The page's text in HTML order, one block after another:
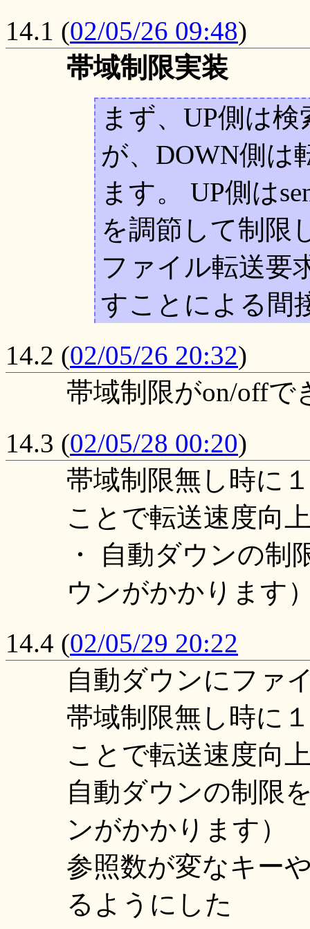
14.1 (02/05/26 09:48)
帯域制限実装
まず、UP側は
が、DOWN側は
ます。 UP側は
を調節して制限
ファイル転送要
すことによる間
14.2 (02/05/26 20:32)
帯域制限がon/off
14.3 (02/05/28 00:20)
帯域制限無し時に
ことで転送速度向
・ 自動ダウンの制
ウンがかかります
14.4 (02/05/29 20:22
自動ダウンにファ
帯域制限無し時に
ことで転送速度向
自動ダウンの制限
ンがかかります）
参照数が変なキー
るようにした